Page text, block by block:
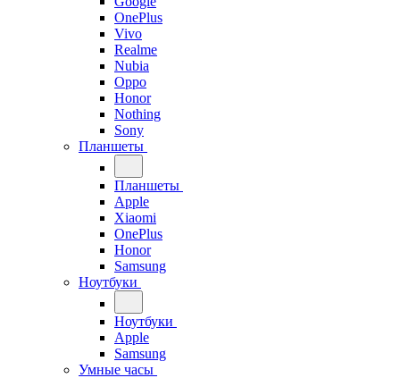
OnePlus
Vivo
Realme
Nubia
Oppo
Honor
Nothing
Sony
Планшеты
Планшеты
Apple
Xiaomi
OnePlus
Honor
Samsung
Ноутбуки
Ноутбуки
Apple
Samsung
Умные часы